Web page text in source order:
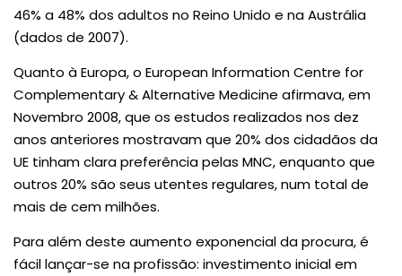
46% a 48% dos adultos no Reino Unido e na Austrália
(dados de 2007).
Quanto à Europa, o European Information Centre for
Complementary & Alternative Medicine afirmava, em
Novembro 2008, que os estudos realizados nos dez
anos anteriores mostravam que 20% dos cidadãos da
UE tinham clara preferência pelas MNC, enquanto que
outros 20% são seus utentes regulares, num total de
mais de cem milhões.
Para além deste aumento exponencial da procura, é
fácil lançar-se na profissão: investimento inicial em